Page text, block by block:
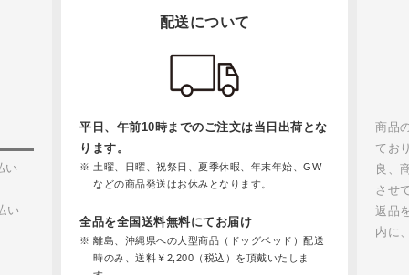
い
い
配送について
平日、午前10時までのご注文は当日出荷とな
ります。
土曜、日曜、祝祭日、夏季休暇、年末年始、GW
などの商品発送はお休みとなります。
全品を全国送料無料にてお届け
離島、沖縄県への大型商品（ドッグベッド）配送
時のみ、送料￥2,200（税込）を頂戴いたしま
商品
てお
良、
させ
返品
内に